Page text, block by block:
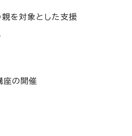
を対象とした支援
座の開催